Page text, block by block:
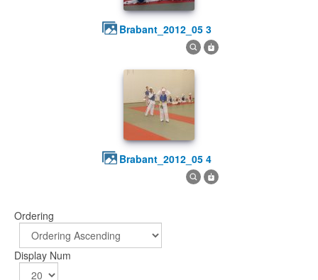
brabant_2012_05 3
brabant_2012_05 4
Ordering
Display Num